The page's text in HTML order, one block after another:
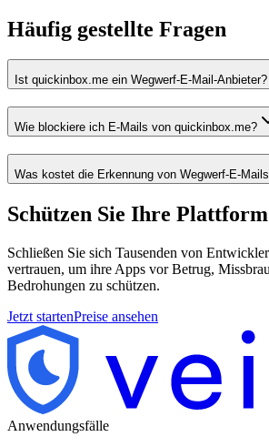
Häufig gestellte Fragen
Ist quickinbox.me ein Wegwerf-E-Mail-Anbieter?
Wie blockiere ich E-Mails von quickinbox.me?
Was kostet die Erkennung von Wegwerf-E-
Schützen Sie Ihre Plattform
Schließen Sie sich Tausenden von
vertrauen, um ihre Apps vor Betrug,
Bedrohungen zu schützen.
Jetzt startenPreise ansehen
Anwendungsfälle